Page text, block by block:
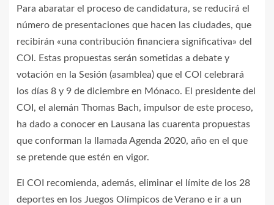
Para abaratar el proceso de candidatura, se reducirá el
número de presentaciones que hacen las ciudades, que
recibirán «una contribución financiera significativa» del
COI. Estas propuestas serán sometidas a debate y
votación en la Sesión (asamblea) que el COI celebrará
los días 8 y 9 de diciembre en Mónaco. El presidente del
COI, el alemán Thomas Bach, impulsor de este proceso,
ha dado a conocer en Lausana las cuarenta propuestas
que conforman la llamada Agenda 2020, año en el que
se pretende que estén en vigor.
El COI recomienda, además, eliminar el límite de los 28
deportes en los Juegos Olímpicos de Verano e ir a un